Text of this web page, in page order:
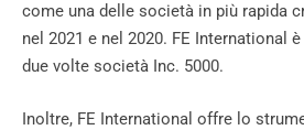
come una delle società in più rapida
nel 2021 e nel 2020. FE International
due volte società Inc. 5000.
Inoltre, FE International offre lo